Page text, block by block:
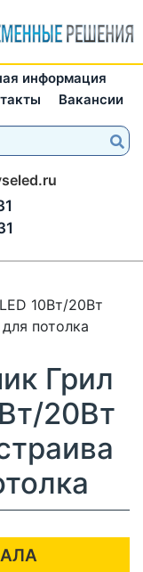
информация
Вакансии
10Вт/20Вт
потолка
Грил
20Вт